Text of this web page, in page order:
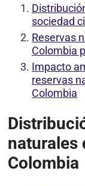
sociedad
Reservas
Colombia
Impacto
reservas
Colombia
naturales
Colombia